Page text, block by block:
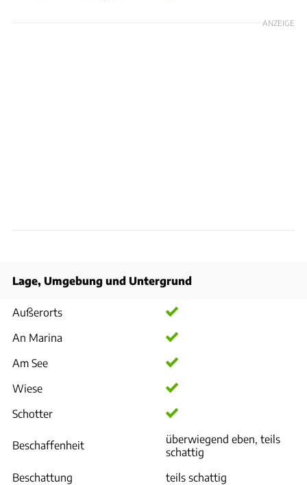
ANZEIGE
Lage, Umgebung und Untergrund
Außerorts
An Marina
Am See
Wiese
Schotter
Beschaffenheit
überwiegend eben, teils
schattig
Beschattung
teils schattig